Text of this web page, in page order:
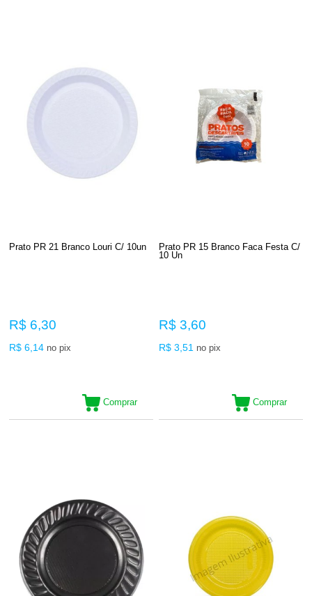
Prato PR 21 Branco Louri C/ 10un
R$ 6,30
R$ 6,14 no pix
Comprar
Prato PR 15 Branco Faca Festa C/
10 Un
R$ 3,60
R$ 3,51 no pix
Comprar